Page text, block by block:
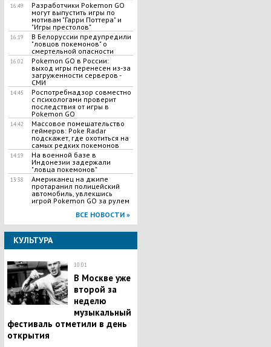
16:49
Разработчики Pokemon GO
могут выпустить игры по
мотивам "Гарри Поттера" и
"Игры престолов"
16:19
В Белоруссии предупредили
"ловцов покемонов" о
смертельной опасности
16:02
Pokemon GO в России:
выход игры перенесен из-за
загруженности серверов -
СМИ
14:45
Роспотребнадзор совместно
с психологами проверит
последствия от игры в
Pokemon GO
14:42
Массовое помешательство
геймеров: Poke Radar
подскажет, где охотиться на
самых редких покемонов
14:19
На военной базе в
Индонезии задержали
"ловца покемонов"
13:38
Американец на джипе
протаранил полицейский
автомобиль, увлекшись
игрой Pokemon GO за рулем
ВСЕ НОВОСТИ »
КУЛЬТУРА
10:01
В Москве уже
второй за
неделю
музыкальный
фестиваль отметили в день
открытия